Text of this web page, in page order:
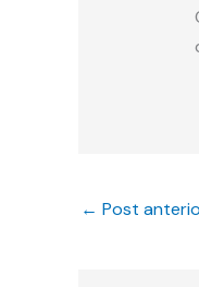
← Post